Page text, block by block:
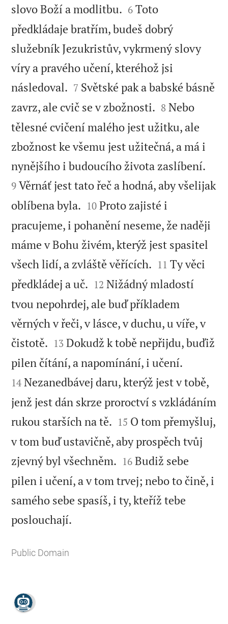
slovo Boží a modlitbu. 

6 Toto
předkládaje bratřím, budeš dobrý
služebník Jezukristův, vykrmený slovy
víry a pravého učení, kteréhož jsi
následoval. 

7 Světské pak a babské básně
zavrz, ale cvič se v zbožnosti. 

8 Nebo
tělesné cvičení malého jest užitku, ale
zbožnost ke všemu jest užitečná, a má i
nynějšího i budoucího života zaslíbení.
9 Věrnáť jest tato řeč a hodná, aby všelijak
oblíbena byla. 

10 Proto zajisté i
pracujeme, i pohanění neseme, že naději
máme v Bohu živém, kterýž jest spasitel
všech lidí, a zvláště věřících. 

11 Ty věci
předkládej a uč. 

12 Nižádný mladostí
tvou nepohrdej, ale buď příkladem
věrných v řeči, v lásce, v duchu, u víře, v
čistotě. 

13 Dokudž k tobě nepřijdu, buďiž
pilen čítání, a napomínání, i učení.
14 Nezanedbávej daru, kterýž jest v tobě,
jenž jest dán skrze proroctví s vzkládáním
rukou starších na tě. 

15 O tom přemyšluj,
v tom buď ustavičně, aby prospěch tvůj
zjevný byl všechněm. 

16 Budiž sebe
pilen i učení, a v tom trvej; nebo to čině, i
samého sebe spasíš, i ty, kteříž tebe
poslouchají.
Public Domain